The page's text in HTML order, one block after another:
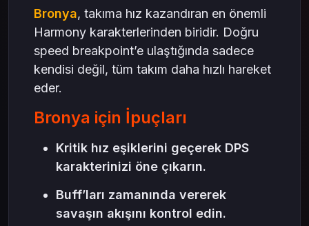
Bronya, takıma hız kazandıran en önemli
Harmony karakterlerinden biridir. Doğru
speed breakpoint’e ulaştığında sadece
kendisi değil, tüm takım daha hızlı hareket
eder.
Bronya için İpuçları
Kritik hız eşiklerini geçerek DPS
karakterinizi öne çıkarın.
Buff’ları zamanında vererek
savaşın akışını kontrol edin.